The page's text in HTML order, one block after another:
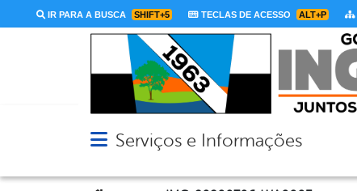
IR PARA A BUSCA SHIFT+5 TECLAS DE ACESSO ALT+P
Abrir menu principal de navegação
Serviços e Informações